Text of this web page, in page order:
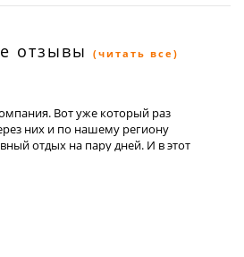
отзывы (читать все)
Вот уже который раз
них и по нашему региону
отдых на пару дней. И в этот
тур через них. Вежливый
коллектив. Быстро и
по всем нашим параметрам , в
в Уфу на 3 дня. Спасибо всему
В следующий раз обязательно
услугами .